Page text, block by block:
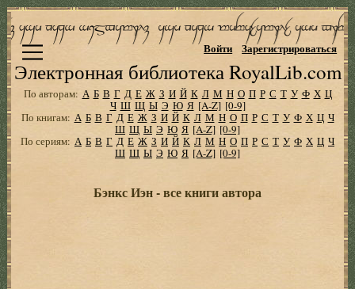
Электронная библиотека RoyalLib.com
Войти Зарегистрироваться
По авторам: А Б В Г Д Е Ж З И Й К Л М Н О П Р С Т У Ф Х Ц
Ч Ш Щ Ы Э Ю Я [A-Z] [0-9]
По книгам: А Б В Г Д Е Ж З И Й К Л М Н О П Р С Т У Ф Х Ц Ч
Ш Щ Ы Э Ю Я [A-Z] [0-9]
По сериям: А Б В Г Д Е Ж З И Й К Л М Н О П Р С Т У Ф Х Ц Ч
Ш Щ Ы Э Ю Я [A-Z] [0-9]
Бэнкс Иэн - все книги автора